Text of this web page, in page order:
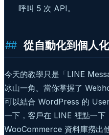
呼叫 5 次 API。
從自動化到個人化
今天的教學只是「LINE
冰山一角。當你掌握了
可以結合 WordPress 的
一下，客戶在 LINE 裡點一下
WooCommerce 資料庫撈出